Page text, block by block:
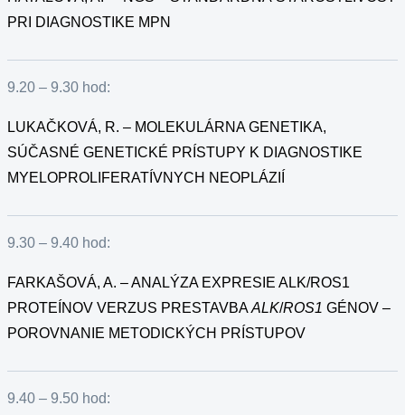
PRI DIAGNOSTIKE MPN
9.20 – 9.30 hod:
LUKAČKOVÁ, R. – MOLEKULÁRNA GENETIKA,
SÚČASNÉ GENETICKÉ PRÍSTUPY K DIAGNOSTIKE
MYELOPROLIFERATÍVNYCH NEOPLÁZIÍ
9.30 – 9.40 hod:
FARKAŠOVÁ, A. – ANALÝZA EXPRESIE ALK/ROS1
PROTEÍNOV VERZUS PRESTAVBAALK/ROS1 GÉNOV –
POROVNANIE METODICKÝCH PRÍSTUPOV
9.40 – 9.50 hod: